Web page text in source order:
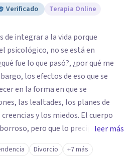
Verificado
Terapia Online
de integrar a la vida porque
psicológico, no se está en
fue lo que pasó?, ¿por qué me
los efectos de eso que se
en la forma en que se
las lealtades, los planes de
y los miedos. El cuerpo
pero que lo precipita a
una amenaza. Algunas personas
y, de vez en cuando, en la
leer más
Divorcio +7 más